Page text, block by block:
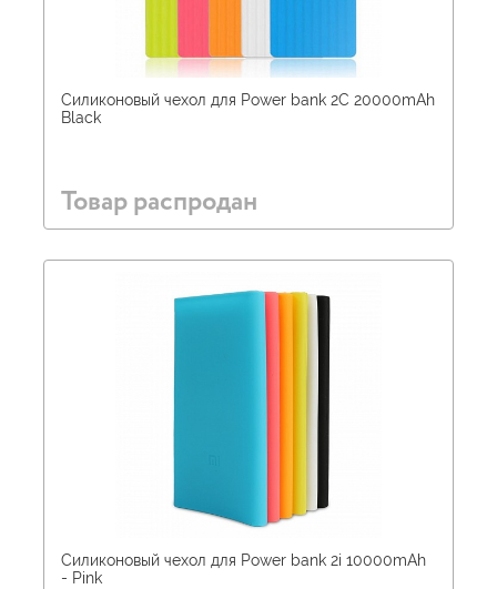
Силиконовый чехол для Power bank 2С 20000mAh
Black
Товар распродан
Силиконовый чехол для Power bank 2i 10000mAh
- Pink